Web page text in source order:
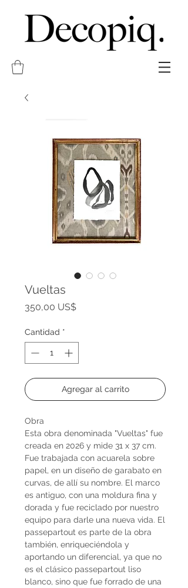
Vueltas
350,00 US$Precio
Cantidad *
Agregar al carrito
Obra
Esta obra denominada "Vueltas" fue
creada en 2026 y mide 31 x 37 cm.
Fue trabajada con acuarela sobre
papel, en un diseño de garabato en
curvas, de allí su nombre. El marco
es antiguo, con una moldura fina y
dorada y fue reciclado por nuestro
equipo para darle una nueva vida. El
passepartout es parte de la obra
también, enriqueciéndola y
aportando un diferencial, ya que no
es el clásico passepartout liso
blanco, sino que fue forrado de una